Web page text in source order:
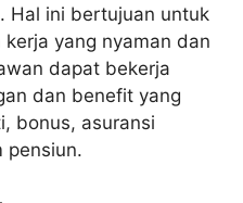
Hal ini bertujuan untuk
yang nyaman dan
dapat bekerja
dan benefit yang
bonus, asuransi
pensiun.